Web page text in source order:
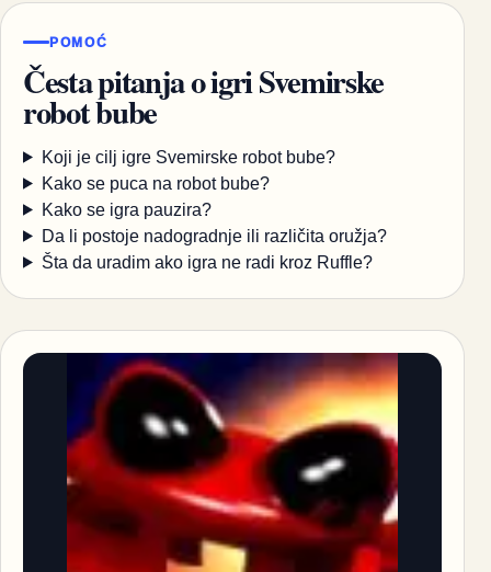
POMOĆ
Česta pitanja o igri Svemirske
robot bube
Koji je cilj igre Svemirske robot bube?
Kako se puca na robot bube?
Kako se igra pauzira?
Da li postoje nadogradnje ili različita oružja?
Šta da uradim ako igra ne radi kroz Ruffle?